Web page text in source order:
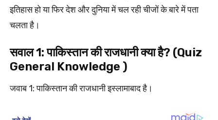
इतिहास हो या फिर देश और दुनिया में चल रही चीजों के बारे में पता
चलता है।
सवाल 1: पाकिस्तान की राजधानी क्या है? (Quiz
General Knowledge )
जवाब 1: पाकिस्तान की राजधानी इस्लामाबाद है।